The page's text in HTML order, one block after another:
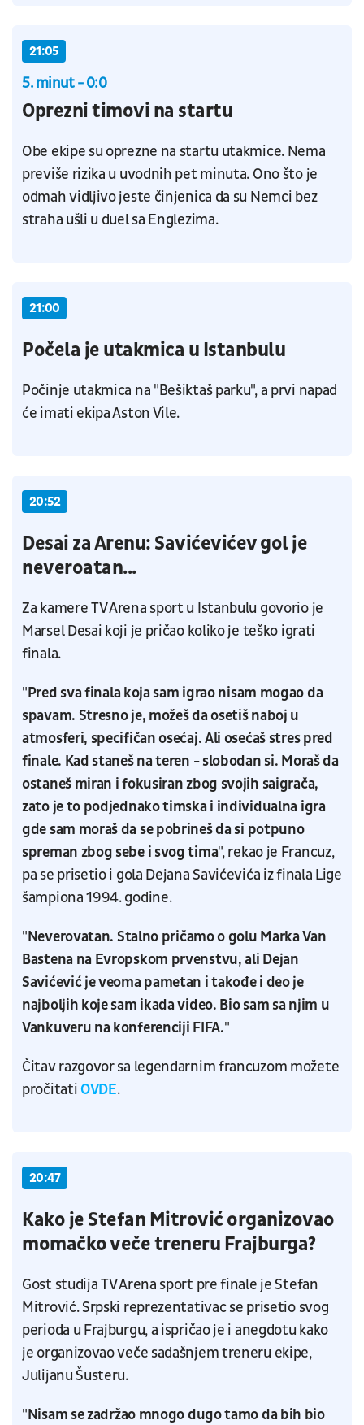
21:05
5. minut - 0:0
Oprezni timovi na startu
Obe ekipe su oprezne na startu utakmice. Nema
previše rizika u uvodnih pet minuta. Ono što je
odmah vidljivo jeste činjenica da su Nemci bez
straha ušli u duel sa Englezima.
21:00
Počela je utakmica u Istanbulu
Počinje utakmica na "Bešiktaš parku", a prvi napad
će imati ekipa Aston Vile.
20:52
Desai za Arenu: Savićevićev gol je
neveroatan...
Za kamere TV Arena sport u Istanbulu govorio je
Marsel Desai koji je pričao koliko je teško igrati
finala.
"Pred sva finala koja sam igrao nisam mogao da
spavam. Stresno je, možeš da osetiš naboj u
atmosferi, specifičan osećaj. Ali osećaš stres pred
finale. Kad staneš na teren - slobodan si. Moraš da
ostaneš miran i fokusiran zbog svojih saigrača,
zato je to podjednako timska i individualna igra
gde sam moraš da se pobrineš da si potpuno
spreman zbog sebe i svog tima", rekao je Francuz,
pa se prisetio i gola Dejana Savićevića iz finala Lige
šampiona 1994. godine.
"Neverovatan. Stalno pričamo o golu Marka Van
Bastena na Evropskom prvenstvu, ali Dejan
Savićević je veoma pametan i takođe i deo je
najboljih koje sam ikada video. Bio sam sa njim u
Vankuveru na konferenciji FIFA."
Čitav razgovor sa legendarnim francuzom možete
pročitatiOVDE.
20:47
Kako je Stefan Mitrović organizovao
momačko veče treneru Frajburga?
Gost studija TV Arena sport pre finale je Stefan
Mitrović. Srpski reprezentativac se prisetio svog
perioda u Frajburgu, a ispričao je i anegdotu kako
je organizovao veče sadašnjem treneru ekipe,
Julijanu Šusteru.
"Nisam se zadržao mnogo dugo tamo da bih bio